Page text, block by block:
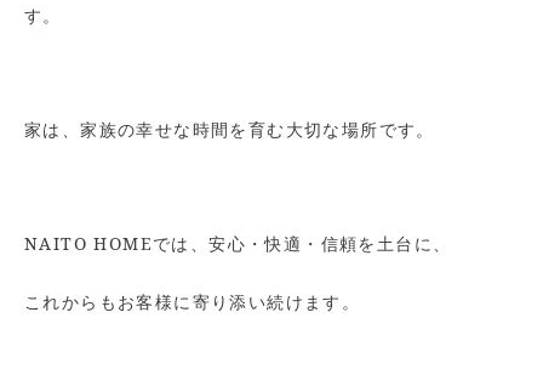
す。
家は、家族の幸せな時間を育む大切な場所です。
NAITO HOMEでは、安心・快適・信頼を土台に、
これからもお客様に寄り添い続けます。